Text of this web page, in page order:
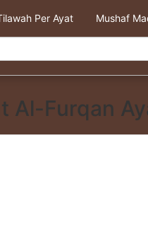
Per Ayat Mushaf
Al-Furqan